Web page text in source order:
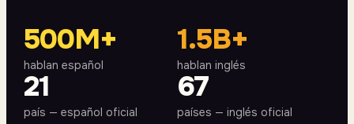
500M+
hablan español
1.5B+
hablan inglés
21
país — español oficial
67
países — inglés oficial